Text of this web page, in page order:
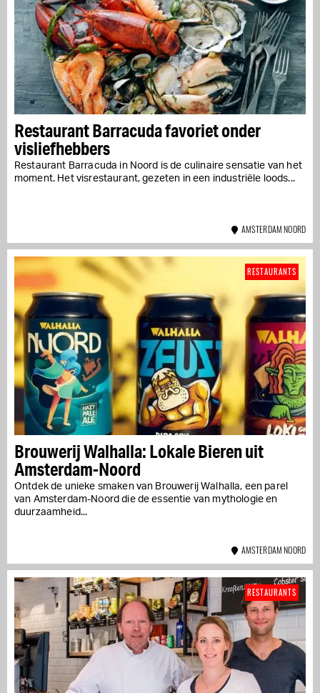
Restaurant Barracuda favoriet onder
visliefhebbers
Restaurant Barracuda in Noord is de culinaire sensatie van het
moment. Het visrestaurant, gezeten in een industriële loods...
AMSTERDAM NOORD
Brouwerij Walhalla: Lokale Bieren uit
Amsterdam-Noord
Ontdek de unieke smaken van Brouwerij Walhalla, een parel
van Amsterdam-Noord die de essentie van mythologie en
duurzaamheid...
RESTAURANTS
AMSTERDAM NOORD
RESTAURANTS